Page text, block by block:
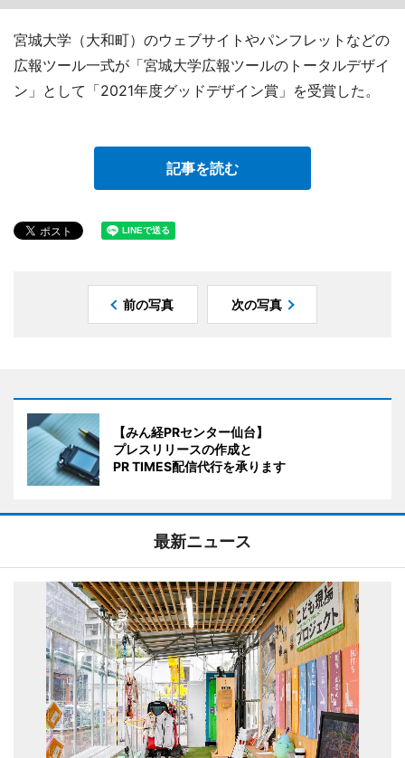
宮城大学（大和町）のウェブサイトやパンフレットなどの
広報ツール一式が「宮城大学広報ツールのトータルデザイ
ン」として「2021年度グッドデザイン賞」を受賞した。
記事を読む
前の写真 次の写真
【みん経PRセンター仙台】
プレスリリースの作成と
PR TIMES配信代行を承ります
最新ニュース